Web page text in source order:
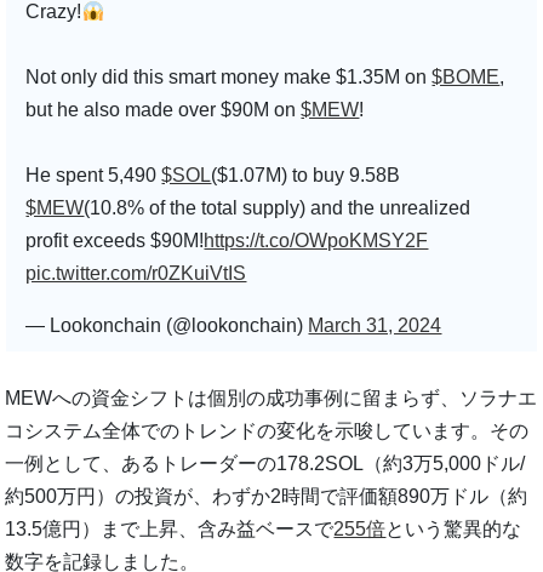
Crazy!
Not only did this smart money make $1.35M on$BOME,
but he also made over $90M on$MEW!
He spent 5,490$SOL($1.07M) to buy 9.58B
$MEW(10.8% of the total supply) and the unrealized
profit exceeds $90M!https://t.co/OWpoKMSY2F
pic.twitter.com/r0ZKuiVtIS
— Lookonchain (@lookonchain) March 31, 2024
MEWへの資金シフトは個別の成功事例に留まらず、ソラナエ
コシステム全体でのトレンドの変化を示唆しています。その
一例として、あるトレーダーの178.2SOL（約3万5,000ドル/
約500万円）の投資が、わずか2時間で評価額890万ドル（約
13.5億円）まで上昇、含み益ベースで255倍という驚異的な
数字を記録しました。